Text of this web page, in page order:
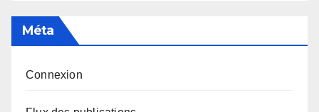
Méta
Connexion